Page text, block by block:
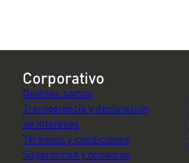
Corporativo
Quiénes somos
Transparencia y declaración
de intereses
Términos y condiciones
Sugerencias y reclamos